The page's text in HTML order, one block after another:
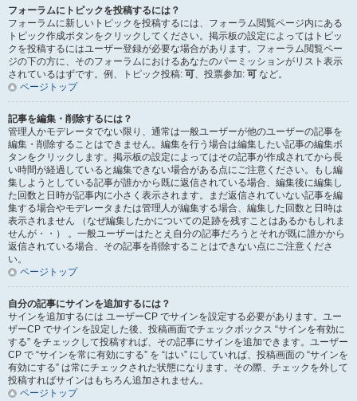
フォーラムにトピックを投稿するには？
フォーラムに新しいトピックを投稿するには、フォーラム閲覧ページ内にある
トピック作成ボタンをクリックしてください。掲示板の設定によってはトピッ
クを投稿するにはユーザー登録が必要な場合があります。フォーラム閲覧ペー
ジの下の方に、そのフォーラムにおけるあなたのパーミッションがリスト表示
されているはずです。例、トピック投稿: 可、投票参加: 可 など。
ページトップ
記事を編集・削除するには？
管理人かモデレータでない限り、通常は一般ユーザーが他のユーザーの記事を
編集・削除することはできません。編集を行う場合は編集したい記事の編集ボ
タンをクリックします。掲示板の設定によってはその記事が作成されてから長
い時間が経過していると編集できない場合がある点にご注意ください。もし編
集しようとしている記事が誰かから既に返信されている場合、編集後に編集し
た回数と日時が記事内に小さく表示されます。まだ返信されていない記事を編
集する場合やモデレータまたは管理人が編集する場合、編集した回数と日時は
表示されません （なぜ編集したかについての足跡を残すことはあるかもしれま
せんが・・） 。一般ユーザーはたとえ自分の記事だろうとそれが既に誰かから
返信されている場合、その記事を削除することはできない点にご注意くださ
い。
ページトップ
自分の記事にサインを追加するには？
サインを追加するには ユーザーCP でサインを設定する必要があります。ユー
ザーCP でサインを設定した後、投稿画面でチェックボックス “サインを有効に
する” をチェックして投稿すれば、その記事にサインを追加できます。ユーザー
CP で “サインを常に有効にする” を “はい” にしていれば、投稿画面の “サインを
有効にする” は常にチェックされた状態になります。その際、チェックを外して
投稿すればサインはもちろん追加されません。
ページトップ